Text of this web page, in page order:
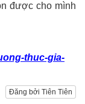
được cho mình
thuc-gia-
Đăng bởi Tiên Tiên